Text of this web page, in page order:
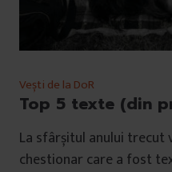
Vești de la DoR
Top 5 texte (din
La sfârșitul anului
chestionar care a fost